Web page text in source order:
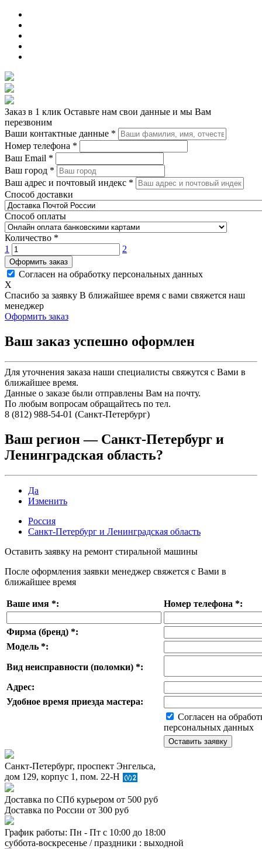
Заказ в 1 клик Оставьте нам свои данные и мы Вам
перезвоним
Ваши контактные данные *
Номер телефона *
Ваш Email *
Ваш город *
Ваш адрес и почтовый индекс *
Способ доставки
Способ оплаты
Количество *
1
2
Оформить заказ
Согласен на обработку персональных данных
X
Спасибо за заявку В ближайшее время с вами свяжется наш
менеджер
Оформить заказ
Ваш заказ успешно оформлен
Для уточнения заказа наши специалисты свяжутся с Вами в
ближайшее время.
Данные о заказе были отправлены Вам на почту.
По любым вопросам обращайтесь по тел.
8 (812) 988-54-01 (Санкт-Петербург)
Ваш регион — Санкт-Петербург и
Ленинградская область?
Да
Изменить
Россия
Санкт-Петербург и Ленинградская область
Оставить заявку на ремонт стиральной машины
После оформления заявки менеджер свяжется с Вами в
ближайшее время
Ваше имя *: Номер телефона *:
Фирма (бренд) *:
Модель *:
Вид неисправности (поломки) *:
Адрес:
Удобное время приезда мастера:
Согласен на
персональных данных
Санкт-Петербург, проспект Энгельса,
дом 129, корпус 1, пом. 22-Н
Доставка по СПб курьером от 500 руб
Доставка по России от 300 руб
График работы: Пн - Пт с 10:00 до 18:00
суббота-воскресенье / праздники : выходной